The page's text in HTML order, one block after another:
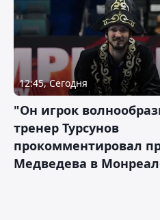
12:45, Сегодня
"Он игрок
тренер Турсунов
прокомментировал
Медведева в